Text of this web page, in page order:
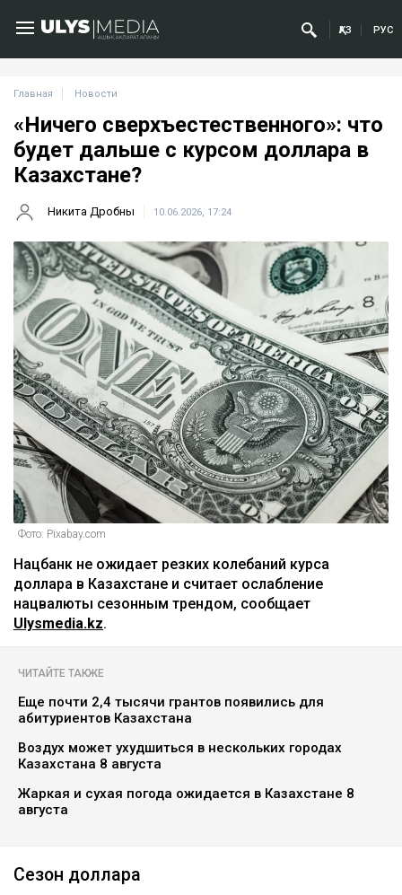
ҚАЗ РУС
Главная Новости
«Ничего сверхъестественного»: что
будет дальше с курсом доллара в
Казахстане?
Никита Дробны 10.06.2026, 17:24
Фото: Pixabay.com
Нацбанк не ожидает резких колебаний курса
доллара в Казахстане и считает ослабление
нацвалюты сезонным трендом, сообщает
Ulysmedia.kz.
ЧИТАЙТЕ ТАКЖЕ
Еще почти 2,4 тысячи грантов появились для
абитуриентов Казахстана
Воздух может ухудшиться в нескольких городах
Казахстана 8 августа
Жаркая и сухая погода ожидается в Казахстане 8
августа
Сезон доллара